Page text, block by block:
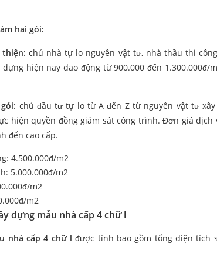
hai gói:
thiện: chủ nhà tự lo nguyên vật tư, nhà thầu thi
hiện nay dao động từ 900.000 đến
chủ đầu tư tự lo từ A đến Z từ nguyên vật tư
hiện quyền đồng giám sát công trình. Đơn giá
đến cao cấp.
4.500.000đ/m2
5.000.000đ/m2
m2
m2
dựng mẫu nhà cấp 4 chữ l
nhà cấp 4 chữ lđược tính bao gồm tổng diện tích